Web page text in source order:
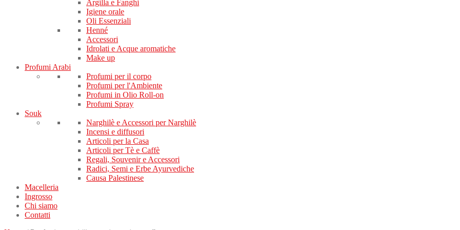
Argilla e Fanghi
Igiene orale
Oli Essenziali
Henné
Accessori
Idrolati e Acque aromatiche
Make up
Profumi Arabi
Profumi per il corpo
Profumi per l'Ambiente
Profumi in Olio Roll-on
Profumi Spray
Souk
Narghilè e Accessori per Narghilè
Incensi e diffusori
Articoli per la Casa
Articoli per Tè e Caffè
Regali, Souvenir e Accessori
Radici, Semi e Erbe Ayurvediche
Causa Palestinese
Macelleria
Ingrosso
Chi siamo
Contatti